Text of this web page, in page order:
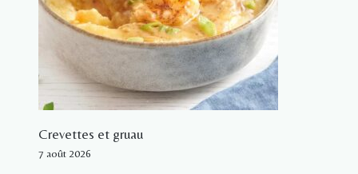
Crevettes et gruau
7 août 2026